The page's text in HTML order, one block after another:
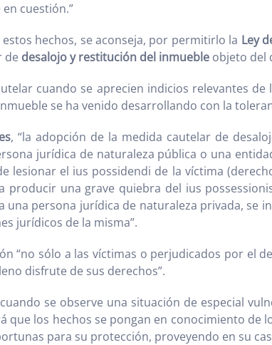
cuestión.”
hechos, se aconseja, por permitirlo la Ley
de desalojo y restitución del inmueble objeto del
cuando se aprecien indicios relevantes
se ha venido desarrollando con la
, “la adopción de la medida cautelar de
jurídica de naturaleza pública o una
lesionar el ius possidendi de la víctima
una grave quiebra del ius
una persona jurídica de naturaleza privada, se
jurídicos de la misma”.
“no sólo a las víctimas o perjudicados por el
disfrute de sus derechos”.
se observe una situación de especial
los hechos se pongan en conocimiento de
para su protección, proveyendo en su